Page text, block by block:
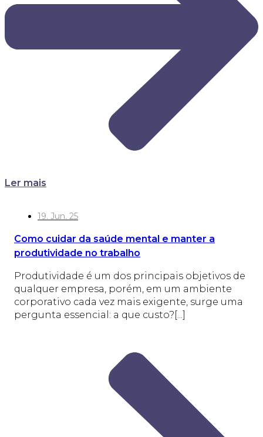
Ler mais
19. Jun. 25
Como cuidar da saúde mental e manter a
produtividade no trabalho
Produtividade é um dos principais objetivos de
qualquer empresa, porém, em um ambiente
corporativo cada vez mais exigente, surge uma
pergunta essencial: a que custo?[...]